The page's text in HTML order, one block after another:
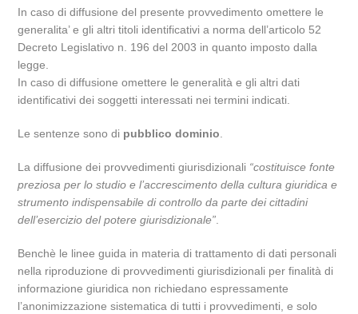
In caso di diffusione del presente provvedimento omettere le
generalita’ e gli altri titoli identificativi a norma dell’articolo 52
Decreto Legislativo n. 196 del 2003 in quanto imposto dalla
legge.
In caso di diffusione omettere le generalità e gli altri dati
identificativi dei soggetti interessati nei termini indicati.
Le sentenze sono di pubblico dominio
La diffusione dei provvedimenti giurisdizionali “costituisce fonte
preziosa per lo studio e l’accrescimento della cultura giuridica e
strumento indispensabile di controllo da parte dei cittadini
dell’esercizio del potere giurisdizionale”
Benchè le linee guida in materia di trattamento di dati personali
nella riproduzione di provvedimenti giurisdizionali per finalità di
informazione giuridica non richiedano espressamente
l’anonimizzazione sistematica di tutti i provvedimenti, e solo